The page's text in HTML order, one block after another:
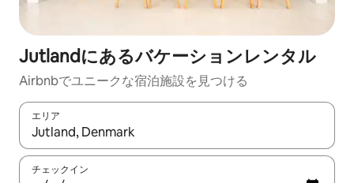
Jutlandにあるバケーションレンタル
Airbnbでユニークな宿泊施設を見つける
エリア
検索結果が表示されたら、上下の矢印キーを使って移動するか
チェックイン